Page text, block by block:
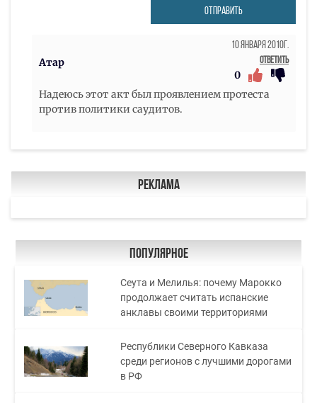
ОТПРАВИТЬ
Атар
10 Января 2010г.
Ответить
0
Надеюсь этот акт был проявлением протеста
против политики саудитов.
Реклама
Популярное
Сеута и Мелилья: почему Марокко
продолжает считать испанские
анклавы своими территориями
Республики Северного Кавказа
среди регионов с лучшими дорогами
в РФ